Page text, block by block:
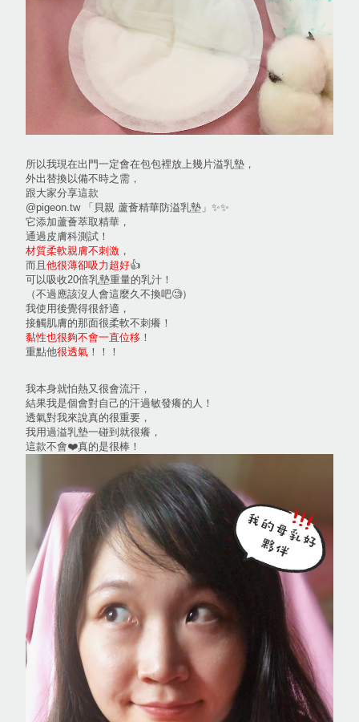
所以我現在出門一定會在包包裡放上幾片溢乳墊，
外出替換以備不時之需，
跟大家分享這款
@pigeon.tw 「貝親 蘆薈精華防溢乳墊」✨✨
它添加蘆薈萃取精華，
通過皮膚科測試！
材質柔軟親膚不刺激 ，
而且 他很薄卻吸力超好👍
可以吸收20倍乳墊重量的乳汁！
（不過應該沒人會這麼久不換吧🧐）
我使用後覺得很舒適，
接觸肌膚的那面很柔軟不刺癢！
黏性也很夠不會一直位移 ！
重點他很透氣 ！！！
我本身就怕熱又很會流汗，
結果我是個會對自己的汗過敏發癢的人！
透氣對我來說真的很重要，
我用過溢乳墊一碰到就很癢，
這款不會❤️真的是很棒！